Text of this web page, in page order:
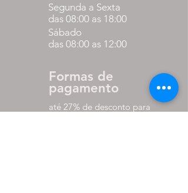
Segunda a Sexta
das 08:00 as 18:00
Sábado
das 08:00 as 12:00
Formas de
pagamento
até 27% de desconto para
pagamento via pix